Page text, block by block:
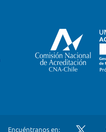
Encuéntranos en: Twitter